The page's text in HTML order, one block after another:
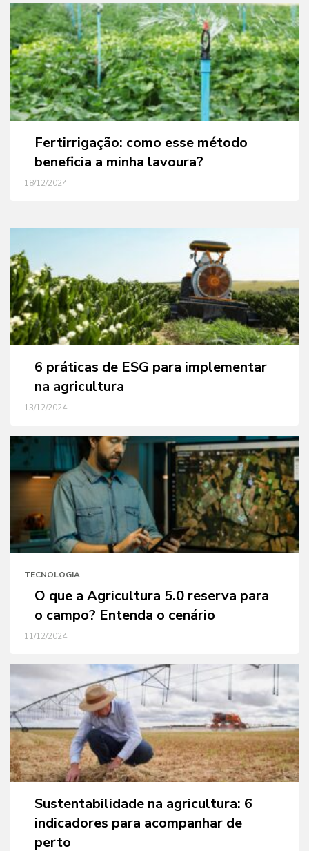
Fertirrigação: como esse método
beneficia a minha lavoura?
18/12/2024
6 práticas de ESG para implementar
na agricultura
13/12/2024
TECNOLOGIA
O que a Agricultura 5.0 reserva para
o campo? Entenda o cenário
11/12/2024
Sustentabilidade na agricultura: 6
indicadores para acompanhar de
perto